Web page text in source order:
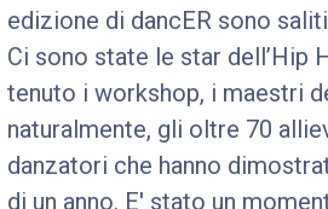
edizione di dancER sono
Ci sono state le star dell’Hip
tenuto i workshop, i maestri
naturalmente, gli oltre 70
danzatori che hanno
di un anno. E' stato un